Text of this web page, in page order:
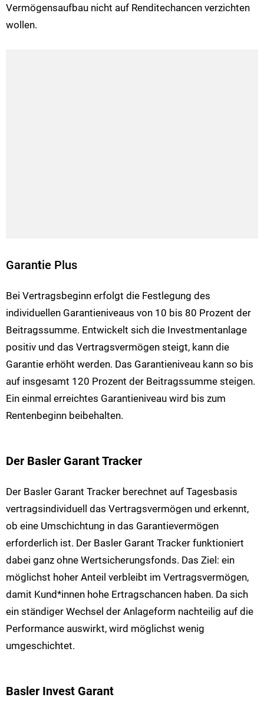
Vermögensaufbau nicht auf Renditechancen verzichten
wollen.
Garantie Plus
Bei Vertragsbeginn erfolgt die Festlegung des
individuellen Garantieniveaus von 10 bis 80 Prozent der
Beitragssumme. Entwickelt sich die Investmentanlage
positiv und das Vertragsvermögen steigt, kann die
Garantie erhöht werden. Das Garantieniveau kann so bis
auf insgesamt 120 Prozent der Beitragssumme steigen.
Ein einmal erreichtes Garantieniveau wird bis zum
Rentenbeginn beibehalten.
Der Basler Garant Tracker
Der Basler Garant Tracker berechnet auf Tagesbasis
vertragsindividuell das Vertragsvermögen und erkennt,
ob eine Umschichtung in das Garantievermögen
erforderlich ist. Der Basler Garant Tracker funktioniert
dabei ganz ohne Wertsicherungsfonds. Das Ziel: ein
möglichst hoher Anteil verbleibt im Vertragsvermögen,
damit Kund*innen hohe Ertragschancen haben. Da sich
ein ständiger Wechsel der Anlageform nachteilig auf die
Performance auswirkt, wird möglichst wenig
umgeschichtet.
Basler Invest Garant